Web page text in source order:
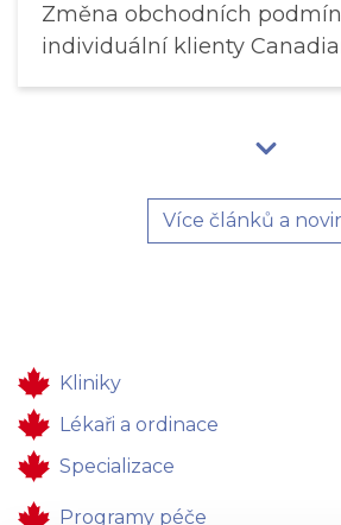
Změna obchodních
individuální klienty
Více článků a
Kliniky
Lékaři a ordinace
Specializace
Programy péče